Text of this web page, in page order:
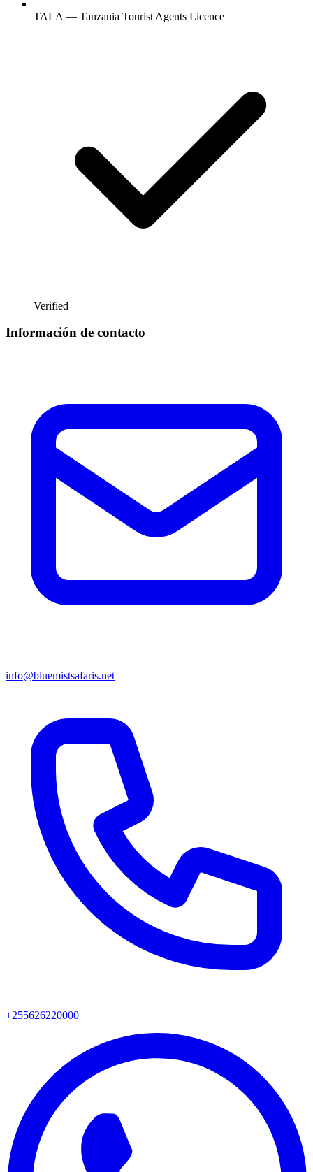
TALA — Tanzania Tourist Agents Licence
Verified
Información de contacto
info@bluemistsafaris.net
+255626220000